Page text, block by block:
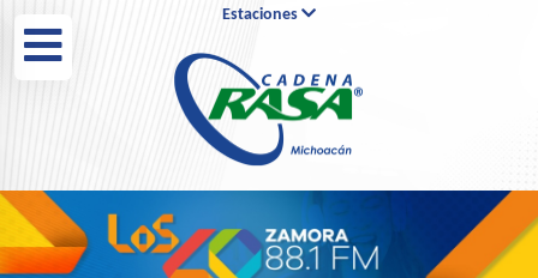
Estaciones
Candela 90.1 FM y 570 AM
Radio Fórmula 105.1 FM